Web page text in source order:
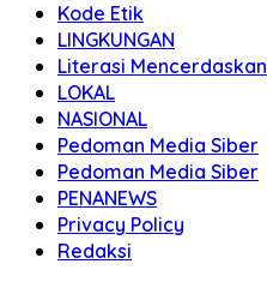
Kode Etik
LINGKUNGAN
Literasi Mencerdaskan
LOKAL
NASIONAL
Pedoman Media Siber
Pedoman Media Siber
PENANEWS
Privacy Policy
Redaksi